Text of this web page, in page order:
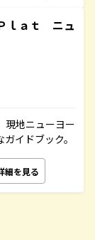
ｌａｔ ニュ
現地ニューヨー
イドブック。
細を見る